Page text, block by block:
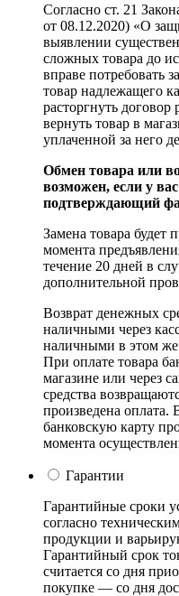
Согласно ст. 21
от 08.12.2020) «О
выявлении
сложных товара до
вправе потребовать
товар надлежащего
расторгнуть
вернуть товар в
уплаченной за него
Обмен товара или
возможен, если у
подтверждающий
Замена товара будет
момента
течение 20 дней в
дополнительной
Возврат денежных
наличными через
наличными в этом же
При оплате товара
магазине или через
средства
произведена оплата.
банковскую карту
момента
Гарантии
Гарантийные сроки
согласно
продукции и
Гарантийный срок
считается со дня
покупке — со дня